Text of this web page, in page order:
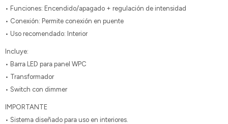
• Funciones: Encendido/apagado + regulación de intensidad
• Conexión: Permite conexión en puente
• Uso recomendado: Interior
Incluye:
• Barra LED para panel WPC
• Transformador
• Switch con dimmer
IMPORTANTE
• Sistema diseñado para uso en interiores.